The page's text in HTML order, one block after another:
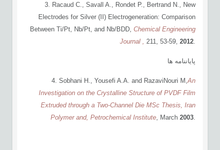
3. Racaud C., Savall A., Rondet P., Bertrand N., New
Electrodes for Silver (II) Electrogeneration: Comparison
Between Ti/Pt, Nb/Pt, and Nb/BDD,Chemical Engineering
Journal , 211, 53-59,2012
پایان­نامه ­ها
4. Sobhani H., Yousefi A.A. and RazaviNouri M,An
Investigation on the Crystalline Structure of PVDF Film
Extruded through a Two-Channel Die MSc Thesis, Iran
Polymer and, Petrochemical Institute , March2003